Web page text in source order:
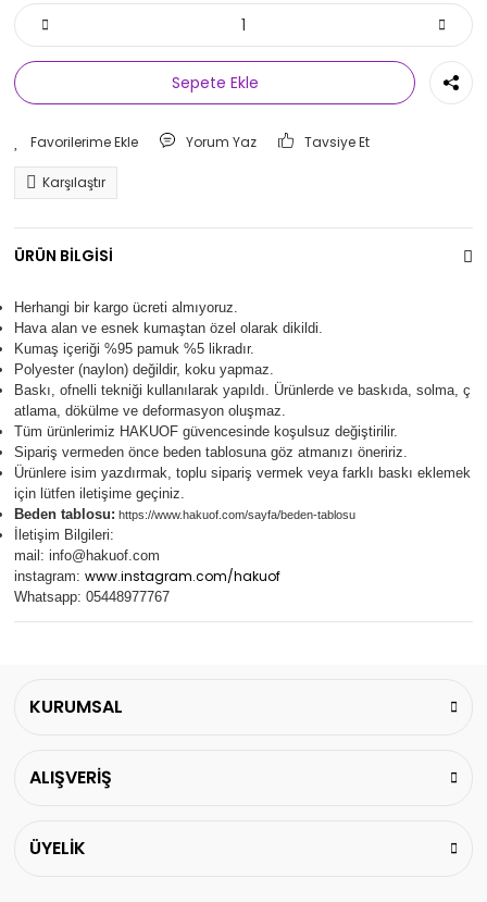
Sepete Ekle
Yorum Yaz Tavsiye Et
Karşılaştır
ÜRÜN BİLGİSİ
Herhangi bir kargo ücreti almıyoruz.
Hava alan ve esnek kumaştan özel olarak dikildi.
Kumaş içeriği %95 pamuk %5 likradır.
Polyester (naylon) değildir, koku yapmaz.
Baskı, ofnelli tekniği kullanılarak yapıldı. Ürünlerde ve baskıda, solma, ç
atlama, dökülme ve deformasyon oluşmaz.
Tüm ürünlerimiz HAKUOF güvencesinde koşulsuz değiştirilir.
Sipariş vermeden önce beden tablosuna göz atmanızı öneririz.
Ürünlere isim yazdırmak, toplu sipariş vermek veya farklı baskı eklemek
için lütfen iletişime geçiniz.
Beden tablosu: https://www.hakuof.com/sayfa/beden-tablosu
İletişim Bilgileri:
mail: info@hakuof.com
instagram: www.instagram.com/hakuof
Whatsapp: 05448977767
KURUMSAL
ALIŞVERİŞ
ÜYELİK